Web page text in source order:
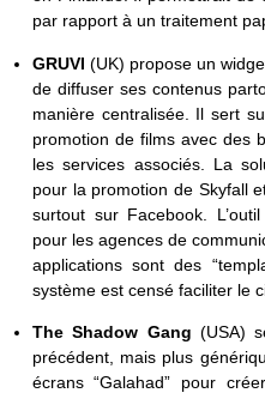
par rapport à un traitement
GRUVI (UK) propose un
de diffuser ses contenus
manière centralisée. Il sert
promotion de films avec des
les services associés. La
pour la promotion de Skyfall
surtout sur Facebook.
pour les agences de
applications sont des
système est censé faciliter le
The Shadow Gang (USA)
précédent, mais plus
écrans “Galahad” pour